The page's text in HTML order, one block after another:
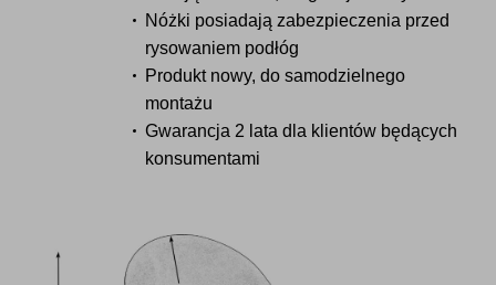
Nóżki posiadają zabezpieczenia przed
rysowaniem podłóg
Produkt nowy, do samodzielnego
montażu
Gwarancja 2 lata dla klientów będących
konsumentami